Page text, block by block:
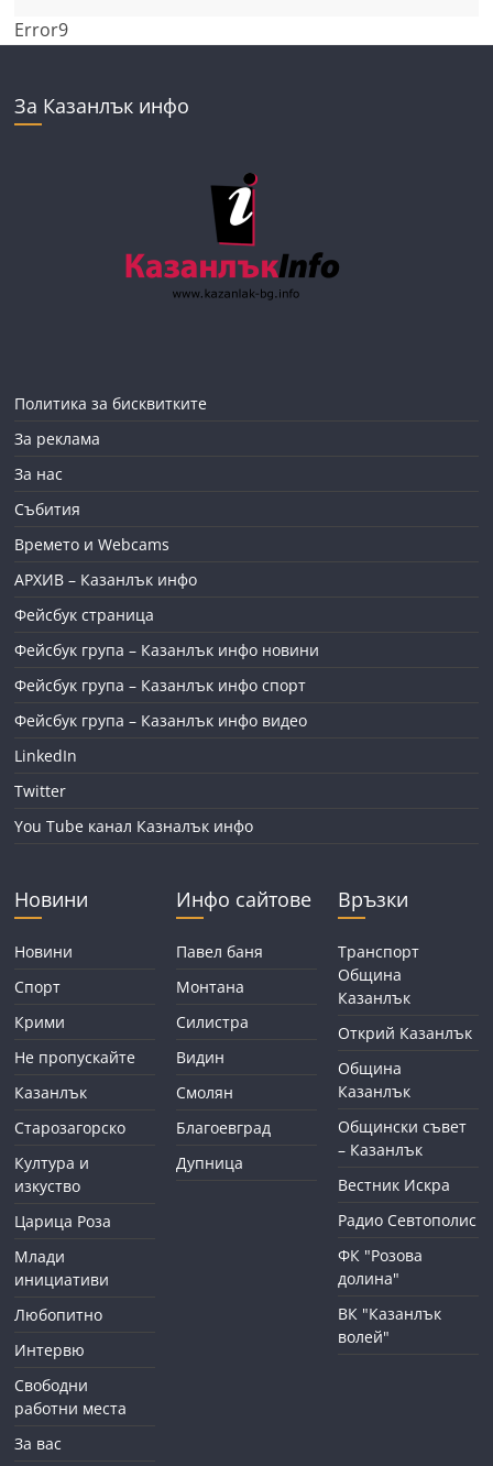
Error9
За Казанлък инфо
Политика за бисквитките
За реклама
За нас
Събития
Времето и Webcams
АРХИВ – Казанлък инфо
Фейсбук страница
Фейсбук група – Казанлък инфо новини
Фейсбук група – Казанлък инфо спорт
Фейсбук група – Казанлък инфо видео
LinkedIn
Twitter
You Tube канал Казналък инфо
Новини
Новини
Спорт
Крими
Не пропускайте
Казанлък
Старозагорско
Култура и
изкуство
Царица Роза
Млади
инициативи
Любопитно
Интервю
Свободни
работни места
За вас
Инфо сайтове
Павел баня
Монтана
Силистра
Видин
Смолян
Благоевград
Дупница
Връзки
Транспорт
Община
Казанлък
Открий Казанлък
Община
Казанлък
Общински съвет
– Казанлък
Вестник Искра
Радио Севтополис
ФК "Розова
долина"
ВК "Казанлък
волей"